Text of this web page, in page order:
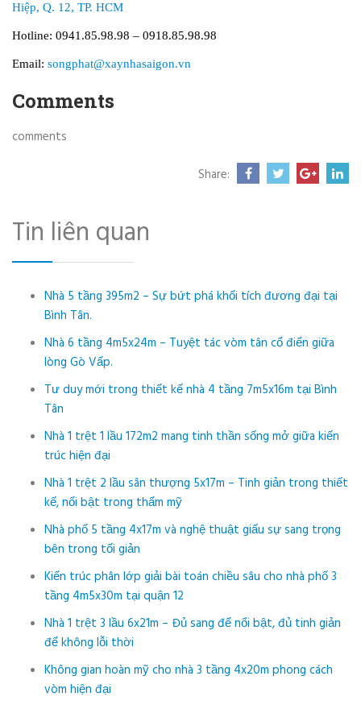
Hiệp, Q. 12, TP. HCM
Hotline: 0941.85.98.98 – 0918.85.98.98
Email: songphat@xaynhasaigon.vn
Comments
comments
Share:
Tin liên quan
Nhà 5 tầng 395m2 – Sự bứt phá khối tích đương đại tại
Bình Tân.
Nhà 6 tầng 4m5x24m – Tuyệt tác vòm tân cổ điển giữa
lòng Gò Vấp.
Tư duy mới trong thiết kế nhà 4 tầng 7m5x16m tại Bình
Tân
Nhà 1 trệt 1 lầu 172m2 mang tinh thần sống mở giữa kiến
trúc hiện đại
Nhà 1 trệt 2 lầu sân thượng 5x17m – Tinh giản trong thiết
kế, nổi bật trong thẩm mỹ
Nhà phố 5 tầng 4x17m và nghệ thuật giấu sự sang trọng
bên trong tối giản
Kiến trúc phân lớp giải bài toán chiều sâu cho nhà phố 3
tầng 4m5x30m tại quận 12
Nhà 1 trệt 3 lầu 6x21m – Đủ sang để nổi bật, đủ tinh giản
để không lỗi thời
Không gian hoàn mỹ cho nhà 3 tầng 4x20m phong cách
vòm hiện đại